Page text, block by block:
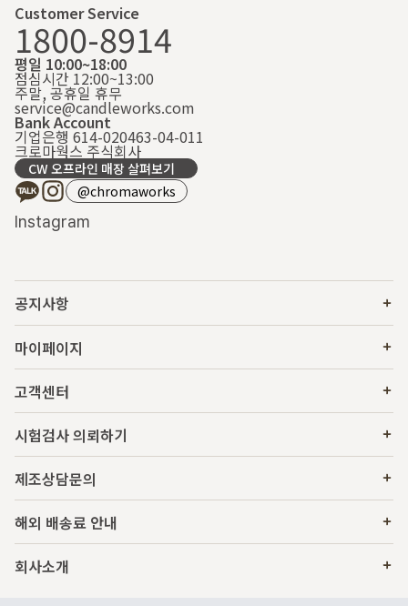
Customer Service
1800-8914
평일 10:00~18:00
점심시간 12:00~13:00
주말, 공휴일 휴무
service@candleworks.com
Bank Account
기업은행 614-020463-04-011
크로마웍스 주식회사
CW 오프라인 매장 살펴보기
@chromaworks
Instagram
공지사항
마이페이지
고객센터
시험검사 의뢰하기
제조상담문의
해외 배송료 안내
회사소개